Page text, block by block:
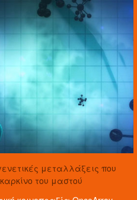
μεταλλάξεις που
του μαστού